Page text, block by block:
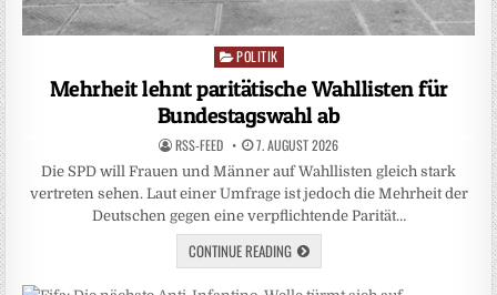
Posted
POLITIK
Mehrheit lehnt paritätische Wahllisten für
Bundestagswahl ab
RSS-FEED 7. AUGUST 2026
Die SPD will Frauen und Männer auf Wahllisten gleich stark
vertreten sehen. Laut einer Umfrage ist jedoch die Mehrheit der
Deutschen gegen eine verpflichtende Parität…
CONTINUE READING